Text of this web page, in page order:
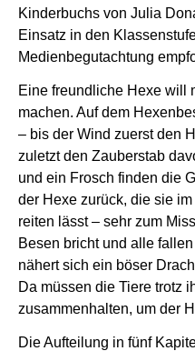
Kinderbuchs von Julia
Einsatz in den
Medienbegutachtung
Eine freundliche Hexe will
machen. Auf dem
– bis der Wind zuerst den
zuletzt den Zauberstab
und ein Frosch finden die
der Hexe zurück, die sie
reiten lässt – sehr zum
Besen bricht und alle
nähert sich ein böser
Da müssen die Tiere trotz
zusammenhalten, um der
Die Aufteilung in fünf